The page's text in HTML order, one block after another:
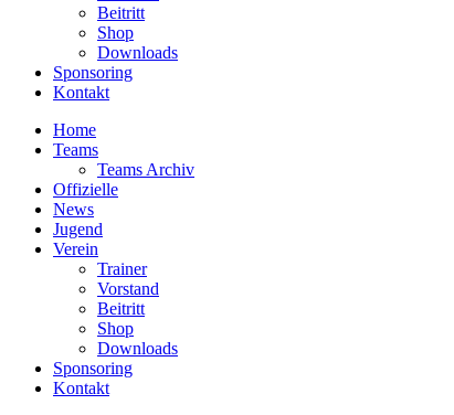
Beitritt
Shop
Downloads
Sponsoring
Kontakt
Home
Teams
Teams Archiv
Offizielle
News
Jugend
Verein
Trainer
Vorstand
Beitritt
Shop
Downloads
Sponsoring
Kontakt